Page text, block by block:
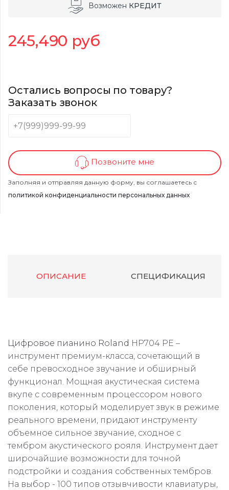
Возможен КРЕДИТ
245,490 руб
Остались вопросы по товару?
Заказать звонок
Позвоните мне
Заполняя и отправляя данную форму, вы соглашаетесь с
политикой конфиденциальности персональных данных
ОПИСАНИЕ СПЕЦИФИКАЦИЯ
Цифровое пианино Roland HP704 PE –
инструмент премиум-класса, сочетающий в
себе превосходное звучание и обширный
функционал. Мощная акустическая система
вкупе с современным процессором нового
поколения, который моделирует звук в режиме
реального времени, придают инструменту
объемное сильное звучание, сходное с
тембром акустического рояля. Инструмент дает
широчайшие возможности для точной
подстройки и создания собственных тембров.
На выбор - 100 типов отзывчивости клавиатуры,